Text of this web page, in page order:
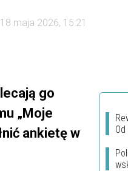
18 maja 2026, 15:21
go
„Moje
ankietę w